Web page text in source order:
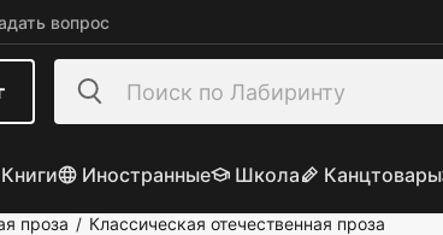
вопрос
Книги Иностранные Школа Канцтовары
проза / Классическая отечественная проза